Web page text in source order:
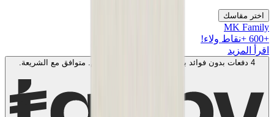
اختر مقاسك
MK Family
+
600 +نقاط ولاء!
اقرأ المزيد
4 دفعات بدون فوائد بقيمة
. بدون رسوم. متوافق مع الشريعة.